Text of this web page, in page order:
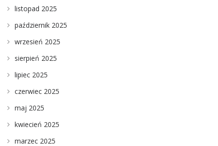
listopad 2025
październik 2025
wrzesień 2025
sierpień 2025
lipiec 2025
czerwiec 2025
maj 2025
kwiecień 2025
marzec 2025